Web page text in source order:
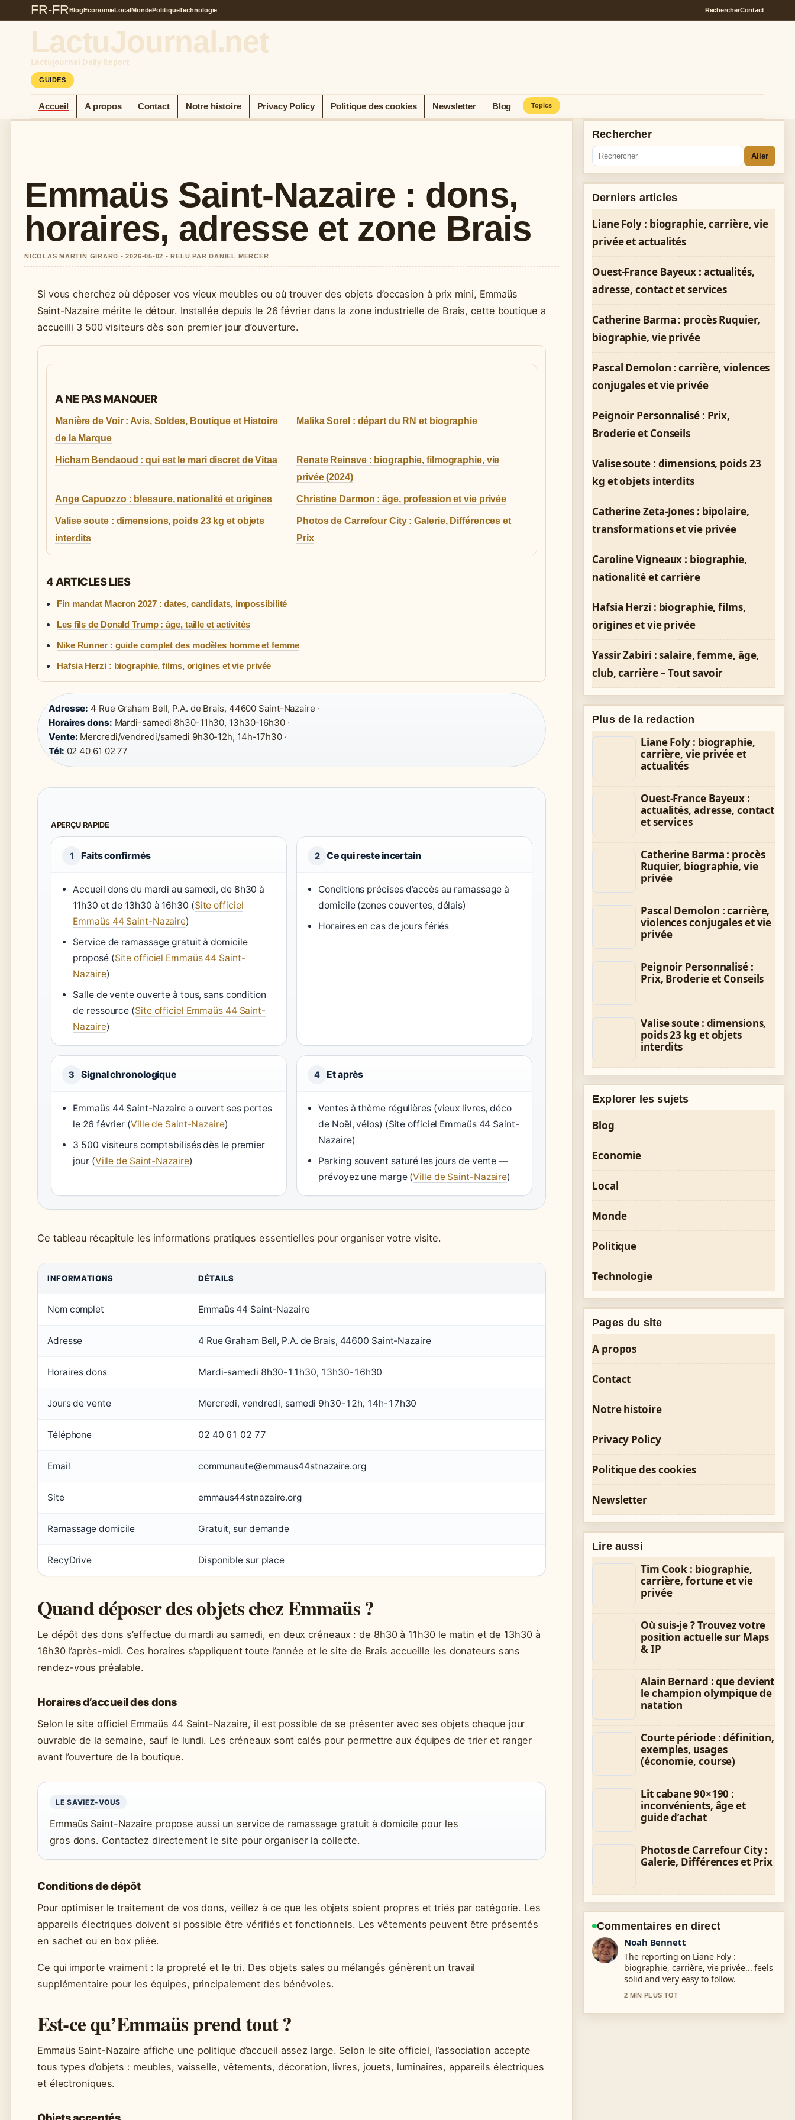
FR-FRBlogEconomieLocalMondePolitiqueTechnologie RechercherContact
LactuJournal.net
Lactujournal Daily Report
GUIDES
Accueil A propos Contact Notre histoire Privacy Policy Politique des cookies Newsletter Blog Topics
Emmaüs Saint-Nazaire : dons,
horaires, adresse et zone Brais
NICOLAS MARTIN GIRARD • 2026-05-02 • RELU PAR DANIEL MERCER
Si vous cherchez où déposer vos vieux meubles ou où trouver des objets d’occasion à prix mini, Emmaüs
Saint-Nazaire mérite le détour. Installée depuis le 26 février dans la zone industrielle de Brais, cette boutique a
accueilli 3 500 visiteurs dès son premier jour d’ouverture.
A NE PAS MANQUER
Manière de Voir : Avis, Soldes, Boutique et Histoire
de la Marque
Malika Sorel : départ du RN et biographie
Hicham Bendaoud : qui est le mari discret de Vitaa
Renate Reinsve : biographie, filmographie, vie
privée (2024)
Ange Capuozzo : blessure, nationalité et origines Christine Darmon : âge, profession et vie privée
Valise soute : dimensions, poids 23 kg et objets
interdits
Photos de Carrefour City : Galerie, Différences et
Prix
4 ARTICLES LIES
Fin mandat Macron 2027 : dates, candidats, impossibilité
Les fils de Donald Trump : âge, taille et activités
Nike Runner : guide complet des modèles homme et femme
Hafsia Herzi : biographie, films, origines et vie privée
Adresse: 4 Rue Graham Bell, P.A. de Brais, 44600 Saint-Nazaire ·
Horaires dons: Mardi-samedi 8h30-11h30, 13h30-16h30 ·
Vente: Mercredi/vendredi/samedi 9h30-12h, 14h-17h30 ·
Tél: 02 40 61 02 77
APERÇU RAPIDE
1 Faits confirmés
Accueil dons du mardi au samedi, de 8h30 à
11h30 et de 13h30 à 16h30 (Site officiel
Emmaüs 44 Saint-Nazaire)
Service de ramassage gratuit à domicile
proposé (Site officiel Emmaüs 44 Saint-
Nazaire)
Salle de vente ouverte à tous, sans condition
de ressource (Site officiel Emmaüs 44 Saint-
Nazaire)
2 Ce qui reste incertain
Conditions précises d’accès au ramassage à
domicile (zones couvertes, délais)
Horaires en cas de jours fériés
3 Signal chronologique
Emmaüs 44 Saint-Nazaire a ouvert ses portes
le 26 février (Ville de Saint-Nazaire)
3 500 visiteurs comptabilisés dès le premier
jour (Ville de Saint-Nazaire)
4 Et après
Ventes à thème régulières (vieux livres, déco
de Noël, vélos) (Site officiel Emmaüs 44 Saint-
Nazaire)
Parking souvent saturé les jours de vente —
prévoyez une marge (Ville de Saint-Nazaire)
Ce tableau récapitule les informations pratiques essentielles pour organiser votre visite.
INFORMATIONS DÉTAILS
Nom complet Emmaüs 44 Saint-Nazaire
Adresse 4 Rue Graham Bell, P.A. de Brais, 44600 Saint-Nazaire
Horaires dons Mardi-samedi 8h30-11h30, 13h30-16h30
Jours de vente Mercredi, vendredi, samedi 9h30-12h, 14h-17h30
Téléphone 02 40 61 02 77
Email communaute@emmaus44stnazaire.org
Site emmaus44stnazaire.org
Ramassage domicile Gratuit, sur demande
RecyDrive Disponible sur place
Quand déposer des objets chez Emmaüs ?
Le dépôt des dons s’effectue du mardi au samedi, en deux créneaux : de 8h30 à 11h30 le matin et de 13h30 à
16h30 l’après-midi. Ces horaires s’appliquent toute l’année et le site de Brais accueille les donateurs sans
rendez-vous préalable.
Horaires d’accueil des dons
Selon le site officiel Emmaüs 44 Saint-Nazaire, il est possible de se présenter avec ses objets chaque jour
ouvrable de la semaine, sauf le lundi. Les créneaux sont calés pour permettre aux équipes de trier et ranger
avant l’ouverture de la boutique.
LE SAVIEZ-VOUS
Emmaüs Saint-Nazaire propose aussi un service de ramassage gratuit à domicile pour les
gros dons. Contactez directement le site pour organiser la collecte.
Conditions de dépôt
Pour optimiser le traitement de vos dons, veillez à ce que les objets soient propres et triés par catégorie. Les
appareils électriques doivent si possible être vérifiés et fonctionnels. Les vêtements peuvent être présentés
en sachet ou en box pliée.
Ce qui importe vraiment : la propreté et le tri. Des objets sales ou mélangés génèrent un travail
supplémentaire pour les équipes, principalement des bénévoles.
Est-ce qu’Emmaüs prend tout ?
Emmaüs Saint-Nazaire affiche une politique d’accueil assez large. Selon le site officiel, l’association accepte
tous types d’objets : meubles, vaisselle, vêtements, décoration, livres, jouets, luminaires, appareils électriques
et électroniques.
Rechercher
Aller
Derniers articles
Liane Foly : biographie, carrière, vie
privée et actualités
Ouest-France Bayeux : actualités,
adresse, contact et services
Catherine Barma : procès Ruquier,
biographie, vie privée
Pascal Demolon : carrière, violences
conjugales et vie privée
Peignoir Personnalisé : Prix,
Broderie et Conseils
Valise soute : dimensions, poids 23
kg et objets interdits
Catherine Zeta-Jones : bipolaire,
transformations et vie privée
Caroline Vigneaux : biographie,
nationalité et carrière
Hafsia Herzi : biographie, films,
origines et vie privée
Yassir Zabiri : salaire, femme, âge,
club, carrière – Tout savoir
Plus de la redaction
Liane Foly : biographie,
carrière, vie privée et
actualités
Ouest-France Bayeux :
actualités, adresse, contact
et services
Catherine Barma : procès
Ruquier, biographie, vie
privée
Pascal Demolon : carrière,
violences conjugales et vie
privée
Peignoir Personnalisé :
Prix, Broderie et Conseils
Valise soute : dimensions,
poids 23 kg et objets
interdits
Explorer les sujets
Blog
Economie
Local
Monde
Politique
Technologie
Pages du site
A propos
Contact
Notre histoire
Privacy Policy
Politique des cookies
Newsletter
Lire aussi
Tim Cook : biographie,
carrière, fortune et vie
privée
Où suis-je ? Trouvez votre
position actuelle sur Maps
& IP
Alain Bernard : que devient
le champion olympique de
natation
Courte période : définition,
exemples, usages
(économie, course)
Lit cabane 90×190 :
inconvénients, âge et
guide d’achat
Photos de Carrefour City :
Galerie, Différences et Prix
Commentaires en direct
Elin Holm
Good verification work around Ouest-
France Bayeux : actualités, adresse,
contact et.... More outlets should write
like this.